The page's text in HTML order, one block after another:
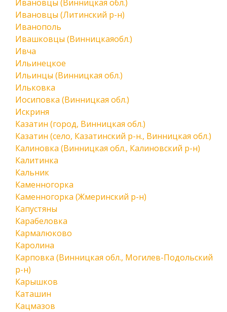
Ивановцы (Винницкая обл.)
Ивановцы (Литинский р-н)
Иванополь
Ивашковцы (Винницкаяобл.)
Ивча
Ильинецкое
Ильинцы (Винницкая обл.)
Ильковка
Иосиповка (Винницкая обл.)
Искриня
Казатин (город, Винницкая обл.)
Казатин (село, Казатинский р-н., Винницкая обл.)
Калиновка (Винницкая обл., Калиновский р-н)
Калитинка
Кальник
Каменногорка
Каменногорка (Жмеринский р-н)
Капустяны
Карабеловка
Кармалюково
Каролина
Карповка (Винницкая обл., Могилев-Подольский
р-н)
Карышков
Каташин
Кацмазов